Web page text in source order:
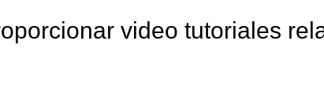
video tutoriales